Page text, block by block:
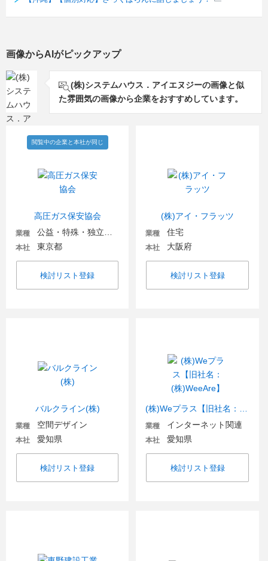
画像からAIがピックアップ
(株)システムハウス．アイエヌジーの画像と似
た雰囲気の画像から企業をおすすめしています。
高圧ガス保安協会
閲覧中の企業と本社が同じ
業種
本社 東京都
検討リスト登録
(株)アイ・フラッツ
業種 住宅
本社 大阪府
検討リスト登録
バルクライン(株)
業種 空間デザイン
本社 愛知県
検討リスト登録
業種 インターネット関連
本社 愛知県
検討リスト登録